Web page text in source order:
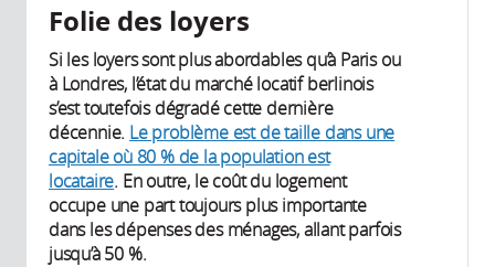
Folie des loyers
Si les loyers sont plus abordables qu’à Paris ou
à Londres, l’état du marché locatif berlinois
s’est toutefois dégradé cette dernière
décennie. Le problème est de taille dans une
capitale où 80 % de la population est
locataire. En outre, le coût du logement
occupe une part toujours plus importante
dans les dépenses des ménages, allant parfois
jusqu’à 50 %.